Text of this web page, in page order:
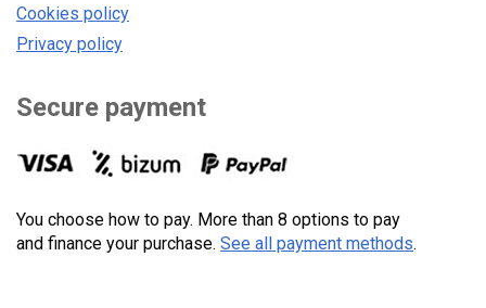
Cookies policy
Privacy policy
Secure payment
You choose how to pay. More than 8 options to pay
and finance your purchase. See all payment methods.